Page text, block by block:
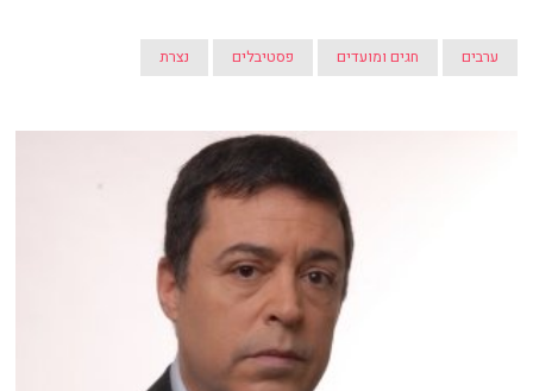
ערבים חגים ומועדים פסטיבלים נצרת